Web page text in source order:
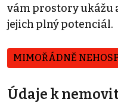
vám prostory ukážu
jejich plný potenciál.
MIMOŘÁDNĚ
Údaje k